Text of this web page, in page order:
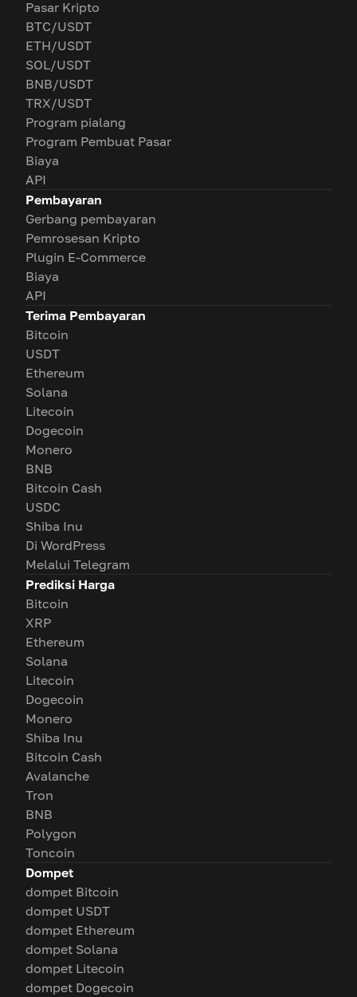
Pasar Kripto
BTC/USDT
ETH/USDT
SOL/USDT
BNB/USDT
TRX/USDT
Program pialang
Program Pembuat Pasar
Biaya
API
Pembayaran
Gerbang pembayaran
Pemrosesan Kripto
Plugin E-Commerce
Biaya
API
Terima Pembayaran
Bitcoin
USDT
Ethereum
Solana
Litecoin
Dogecoin
Monero
BNB
Bitcoin Cash
USDC
Shiba Inu
Di WordPress
Melalui Telegram
Prediksi Harga
Bitcoin
XRP
Ethereum
Solana
Litecoin
Dogecoin
Monero
Shiba Inu
Bitcoin Cash
Avalanche
Tron
BNB
Polygon
Toncoin
Dompet
dompet Bitcoin
dompet USDT
dompet Ethereum
dompet Solana
dompet Litecoin
dompet Dogecoin